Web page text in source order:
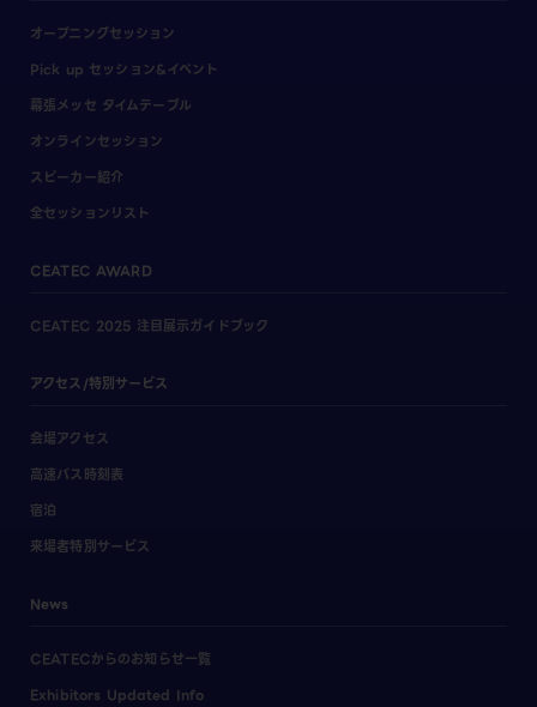
オープニングセッション
Pick up セッション&イベント
幕張メッセ タイムテーブル
オンラインセッション
スピーカー紹介
全セッションリスト
CEATEC AWARD
CEATEC 2025 注目展示ガイドブック
アクセス/特別サービス
会場アクセス
高速バス時刻表
宿泊
来場者特別サービス
News
CEATECからのお知らせ一覧
Exhibitors Updated Info